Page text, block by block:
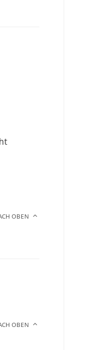
OBEN
OBEN